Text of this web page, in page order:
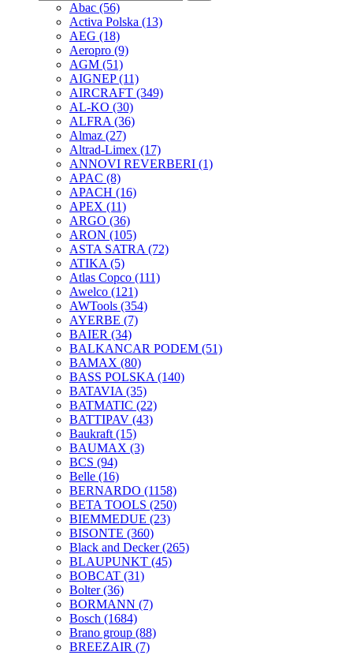
Abac (56)
Activa Polska (13)
AEG (18)
Aeropro (9)
AGM (51)
AIGNEP(11)
AIRCRAFT (349)
AL-KO (30)
ALFRA (36)
Almaz (27)
Altrad-Limex (17)
ANNOVI REVERBERI (1)
APAC (8)
APACH (16)
APEX (11)
ARGO (36)
ARON (105)
ASTA SATRA (72)
ATIKA (5)
Atlas Copco (111)
Awelco (121)
AWTools (354)
AYERBE (7)
BAIER (34)
BALKANCAR PODEM (51)
BAMAX (80)
BASS POLSKA (140)
BATAVIA (35)
BATMATIC (22)
BATTIPAV (43)
Baukraft (15)
BAUMAX (3)
BCS (94)
Belle (16)
BERNARDO (1158)
BETA TOOLS (250)
BIEMMEDUE (23)
BISONTE (360)
Black and Decker(265)
BLAUPUNKT (45)
BOBCAT (31)
Bolter(36)
BORMANN (7)
Bosch (1684)
Brano group (88)
BREEZAIR (7)